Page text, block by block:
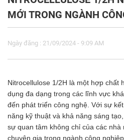
PHỤ GIA THỰC PHẨM
Tinh bột biến tính
Hương liệu thực phẩm
Chất phụ gia chống đông vón
Chất phụ gia tạo cấu trúc
Chất phụ gia bảo quản
Chất phụ gia nem giò chả
Chất phụ gia bún mì phở
MỚI TRONG NGÀNH
Ngày đăng : 21/09/2024 - 9:09 AM
Nitrocellulose 1/2H là một hợp chất
dụng đa dạng trong các lĩnh vực
đến phát triển công nghệ. Với sự
năng kỹ thuật và khả năng sáng
sự quan tâm không chỉ của các
chuyên gia trong ngành công